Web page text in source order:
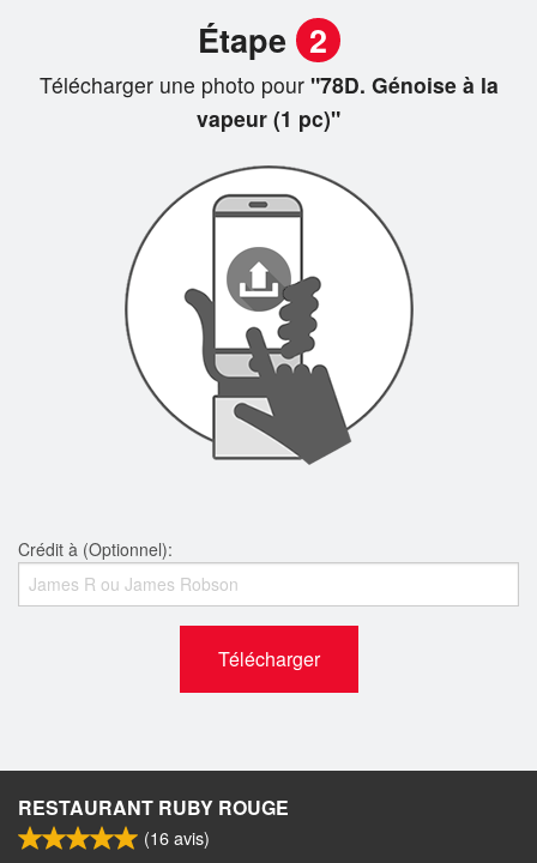
Étape 2
Télécharger une photo pour"78D. Génoise à la
vapeur (1 pc)"
Crédit à (Optionnel):
Télécharger
RESTAURANT RUBY ROUGE
(16avis)